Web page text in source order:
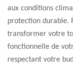
aux conditions
protection durable.
transformer votre
fonctionnelle de
respectant votre